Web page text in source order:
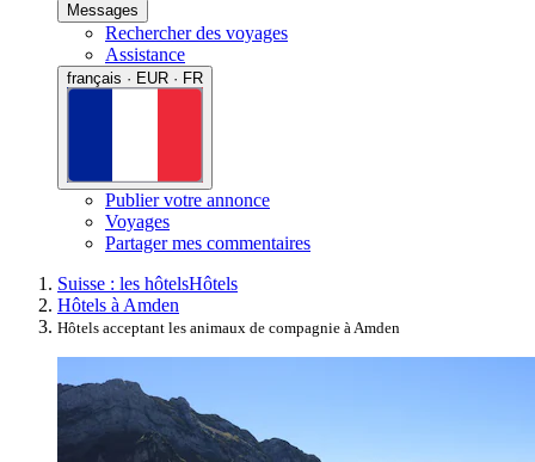
Messages
Rechercher des voyages
Assistance
français · EUR · FR
Publier votre annonce
Voyages
Partager mes commentaires
Suisse : les hôtelsHôtels
Hôtels à Amden
Hôtels acceptant les animaux de compagnie à Amden